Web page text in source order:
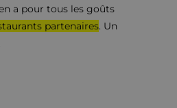
a pour tous les goûts
partenaires. Un